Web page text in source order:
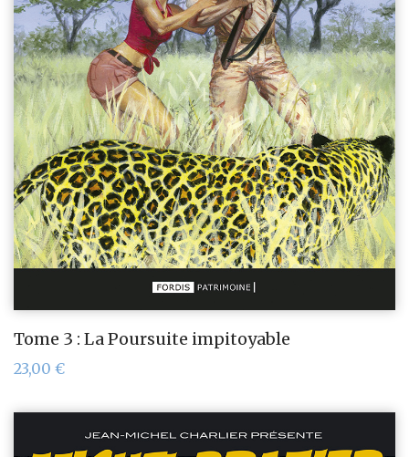
Tome 3 : La Poursuite impitoyable
23,00 €